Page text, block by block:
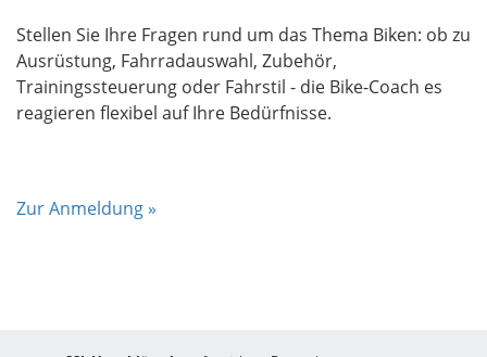
Stellen Sie Ihre Fragen rund um das Thema Biken: ob zu
Ausrüstung, Fahrradauswahl, Zubehör,
Trainingssteuerung oder Fahrstil - die Bike-Coach es
reagieren flexibel auf Ihre Bedürfnisse.
Zur Anmeldung »